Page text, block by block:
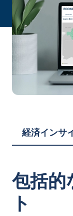
経済インサ
包括的
ト